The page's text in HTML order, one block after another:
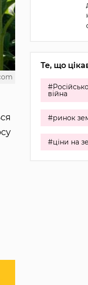
Те, що
війна
#ринок
#ціни на